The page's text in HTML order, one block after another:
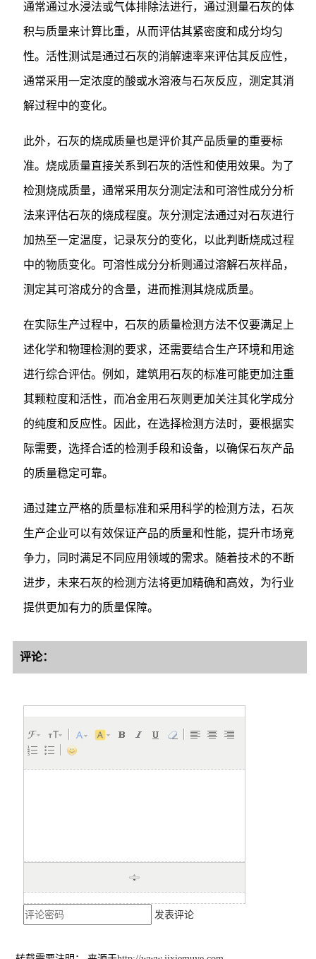
通常通过水浸法或气体排除法进行，通过测量石灰的体
积与质量来计算比重，从而评估其紧密度和成分均匀
性。活性测试是通过石灰的消解速率来评估其反应性，
通常采用一定浓度的酸或水溶液与石灰反应，测定其消
解过程中的变化。
此外，石灰的烧成质量也是评价其产品质量的重要标
准。烧成质量直接关系到石灰的活性和使用效果。为了
检测烧成质量，通常采用灰分测定法和可溶性成分分析
法来评估石灰的烧成程度。灰分测定法通过对石灰进行
加热至一定温度，记录灰分的变化，以此判断烧成过程
中的物质变化。可溶性成分分析则通过溶解石灰样品，
测定其可溶成分的含量，进而推测其烧成质量。
在实际生产过程中，石灰的质量检测方法不仅要满足上
述化学和物理检测的要求，还需要结合生产环境和用途
进行综合评估。例如，建筑用石灰的标准可能更加注重
其颗粒度和活性，而冶金用石灰则更加关注其化学成分
的纯度和反应性。因此，在选择检测方法时，要根据实
际需要，选择合适的检测手段和设备，以确保石灰产品
的质量稳定可靠。
通过建立严格的质量标准和采用科学的检测方法，石灰
生产企业可以有效保证产品的质量和性能，提升市场竞
争力，同时满足不同应用领域的需求。随着技术的不断
进步，未来石灰的检测方法将更加精确和高效，为行业
提供更加有力的质量保障。
评论：
发表评论